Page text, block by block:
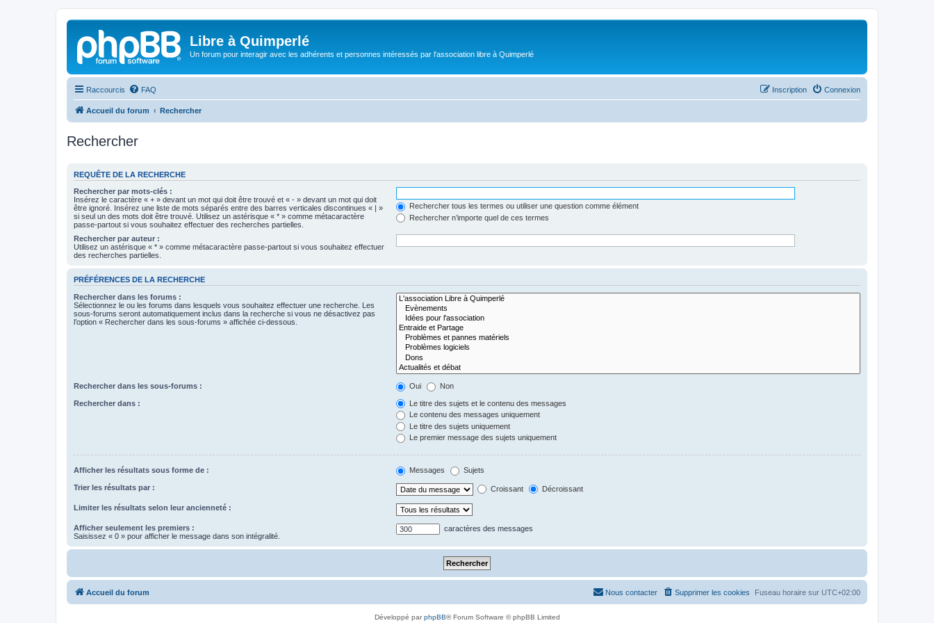
Libre à Quimperlé
Un forum pour interagir avec les adhérents et personnes intéressés par l'association libre à Quimperlé
Raccourcis FAQ Connexion
Inscription
Accueil du forum Rechercher
Rechercher
REQUÊTE DE LA RECHERCHE
Rechercher par mots-clés :
Insérez le caractère « + » devant un mot qui doit être trouvé et « - » devant un mot qui doit
être ignoré. Insérez une liste de mots séparés entre des barres verticales discontinues « | »
si seul un des mots doit être trouvé. Utilisez un astérisque « * » comme métacaractère
passe-partout si vous souhaitez effectuer des recherches partielles.
Rechercher tous les termes ou utiliser une question comme élément
Rechercher n’importe quel de ces termes
Rechercher par auteur :
Utilisez un astérisque « * » comme métacaractère passe-partout si vous souhaitez effectuer
des recherches partielles.
PRÉFÉRENCES DE LA RECHERCHE
Rechercher dans les forums :
Sélectionnez le ou les forums dans lesquels vous souhaitez effectuer une recherche. Les
sous-forums seront automatiquement inclus dans la recherche si vous ne désactivez pas
l’option « Rechercher dans les sous-forums » affichée ci-dessous.
Rechercher dans les sous-forums : Oui Non
Rechercher dans :
Le titre des sujets et le contenu des messages
Le contenu des messages uniquement
Le titre des sujets uniquement
Le premier message des sujets uniquement
Afficher les résultats sous forme de : Messages Sujets
Trier les résultats par : Croissant Décroissant
Limiter les résultats selon leur ancienneté :
Afficher seulement les premiers :
Saisissez « 0 » pour afficher le message dans son intégralité.
caractères des messages
Accueil du forum Fuseau horaire sur UTC+02:00
Supprimer les cookies
Nous contacter
Développé parphpBB® Forum Software © phpBB Limited